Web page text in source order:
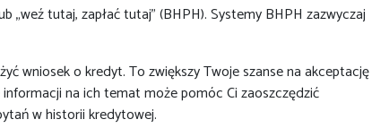
tutaj, zapłać tutaj” (BHPH). Systemy BHPH zazwyczaj
wniosek o kredyt. To zwiększy Twoje szanse na akceptację
na ich temat może pomóc Ci zaoszczędzić
w historii kredytowej.